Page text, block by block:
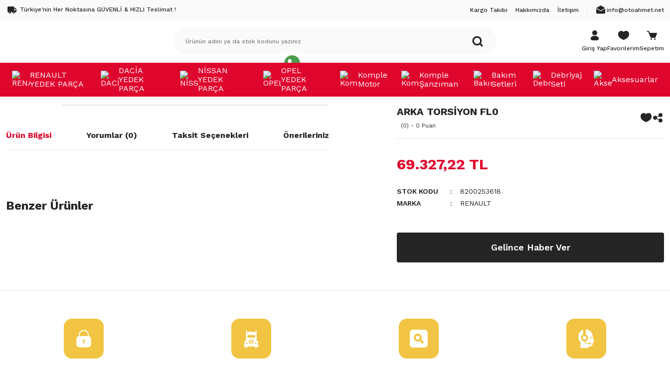
Türkiye'nin Her Noktasına GÜVENLİ & HIZLI Teslimat ! Kargo Takibi Hakkımızda İletişim info@otoahmet.net
Giriş YapFavorilerimSepetim
RENAULT
YEDEK PARÇA
DACİA
YEDEK
PARÇA
NİSSAN
YEDEK
PARÇA
OPEL
YEDEK
PARÇA
Komple
Motor
Komple
Şanzıman
Bakım
Setleri
Debriyaj
Seti
Aksesuarlar
Ürün Bilgisi Yorumlar (0) Taksit Seçenekleri Önerileriniz
öneri formunu kullanarak tarafımıza iletebilirsiniz.
Benzer Ürünler
ARKA TORSİYON FL0
(0) - 0 Puan
69.327,22 TL
STOK KODU
8200253618
MARKA
RENAULT
Gelince Haber Ver